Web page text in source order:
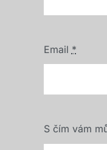
Email *
S čím vám